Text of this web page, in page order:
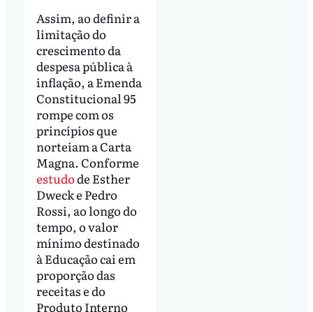
Assim, ao definir a
limitação do
crescimento da
despesa pública à
inflação, a Emenda
Constitucional 95
rompe com os
princípios que
norteiam a Carta
Magna. Conforme
estudode Esther
Dweck e Pedro
Rossi, ao longo do
tempo, o valor
mínimo destinado
à Educação cai em
proporção das
receitas e do
Produto Interno